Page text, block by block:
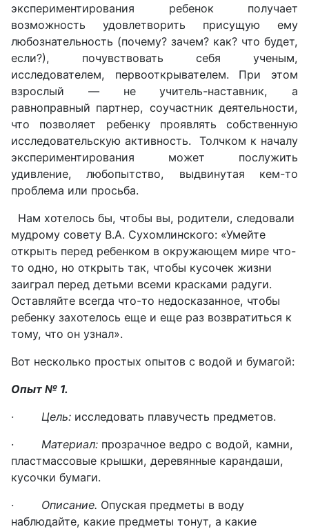
экспериментирования ребенок получает
возможность удовлетворить присущую ему
любознательность (почему? зачем? как? что будет,
если?), почувствовать себя ученым,
исследователем, первооткрывателем. При этом
взрослый — не учитель-наставник, а
равноправный партнер, соучастник деятельности,
что позволяет ребенку проявлять собственную
исследовательскую активность. Толчком к началу
экспериментирования может послужить
удивление, любопытство, выдвинутая кем-то
проблема или просьба.
Нам хотелось бы, чтобы вы, родители, следовали
мудрому совету В.А. Сухомлинского: «Умейте
открыть перед ребенком в окружающем мире что-
то одно, но открыть так, чтобы кусочек жизни
заиграл перед детьми всеми красками радуги.
Оставляйте всегда что-то недосказанное, чтобы
ребенку захотелось еще и еще раз возвратиться к
тому, что он узнал».
Вот несколько простых опытов с водой и бумагой:
Опыт № 1.
·
Цель: исследовать плавучесть предметов.
·
Материал: прозрачное ведро с водой, камни,
пластмассовые крышки, деревянные карандаши,
кусочки бумаги.
·
Описание. Опуская предметы в воду
наблюдайте, какие предметы тонут, а какие